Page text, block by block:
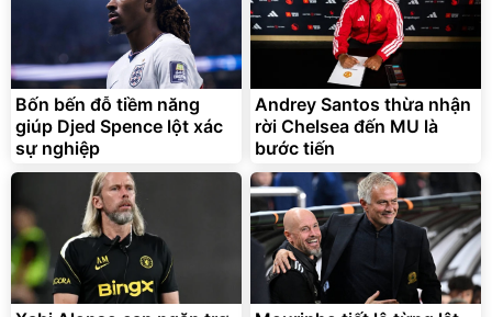
Lót ghế ôtô, nâng lưng
chống nóng giúp thoải mái
trong di chuyển
295.000
Đã bán nhiều
Unmute
Sữa Tắm Lifebuoy sạch
sâu khỏi bụi mịn
198.000đ
Bốn bến đỗ tiềm năng
giúp Djed Spence lột xác
sự nghiệp
Andrey Santos thừa nhận
rời Chelsea đến MU là
bước tiến